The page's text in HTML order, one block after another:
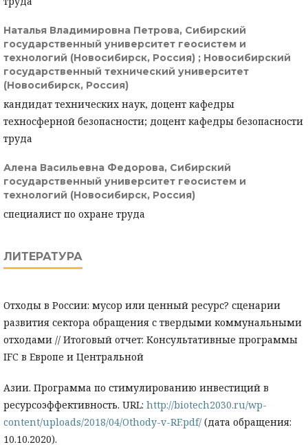
Наталья Владимировна Петрова, Сибирский
государственный университет геосистем и
технологий (Новосибирск, Россия) ; Новосибирский
государственный технический университет
(Новосибирск, Россия)
кандидат технических наук, доцент кафедры
техносферной безопасности; доцент кафедры безопасности
труда
Алена Васильевна Федорова, Сибирский
государственный университет геосистем и
технологий (Новосибирск, Россия)
специалист по охране труда
ЛИТЕРАТУРА
Отходы в России: мусор или ценный ресурс? сценарии
развития сектора обращения с твердыми коммунальными
отходами // Итоговый отчет: Консультативные программы
IFC в Европе и Центральной
Азии. Программа по стимулированию инвестиций в
ресурсоэффективность. URL: http://biotech2030.ru/wp-
content/uploads/2018/04/Othody-v-RF.pdf/ (дата обращения:
10.10.2020).